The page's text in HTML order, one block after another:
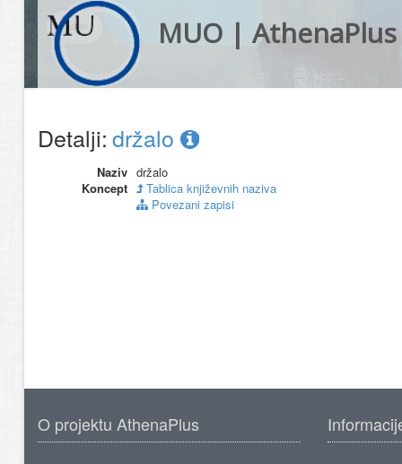
MUO | AthenaPlus
Detalji:držalo
Naziv držalo
Koncept
Tablica književnih naziva
Povezani zapisi
O projektu AthenaPlus